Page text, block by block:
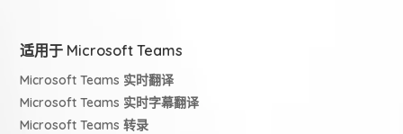
适用于 Microsoft Teams
Microsoft Teams 实时翻译
Microsoft Teams 实时字幕翻译
Microsoft Teams 转录